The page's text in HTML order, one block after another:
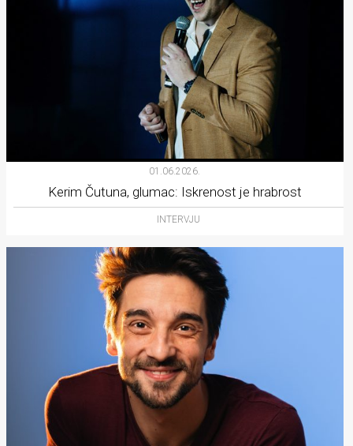
01.06.2026.
Kerim Čutuna, glumac: Iskrenost je hrabrost
INTERVJU